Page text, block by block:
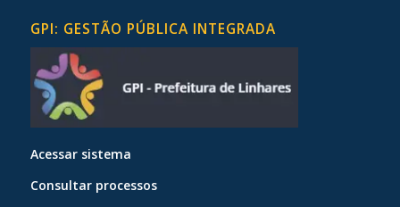
GPI: GESTÃO PÚBLICA INTEGRADA
Acessar sistema
Consultar processos